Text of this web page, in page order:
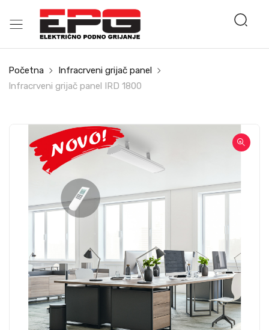
Početna
Infracrveni grijač panel
Infracrveni grijač panel IRD 1800